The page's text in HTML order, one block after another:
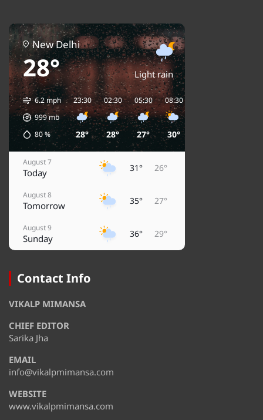
New Delhi
28° Light rain
6.2 mph
999mb
80%
23:30
28°
02:30
28°
05:30
27°
08:30
30°
August 7
Today 31° 26°
August 8
Tomorrow 35° 27°
August 9
Sunday 36° 29°
Monday
Tuesday
August 12
Wednesday
August 13
Thursday
Contact Info
VIKALP MIMANSA
CHIEF EDITOR
Sarika Jha
EMAIL
info@vikalpmimansa.com
WEBSITE
www.vikalpmimansa.com